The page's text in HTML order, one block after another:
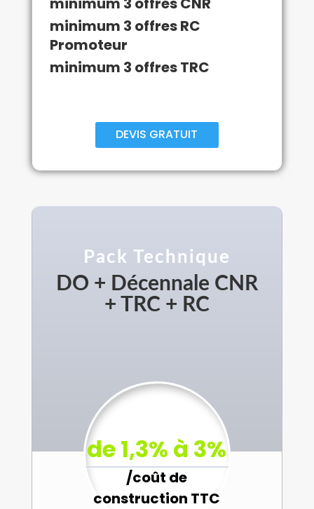
minimum 3 offres RC
Promoteur
minimum 3 offres TRC
DEVIS GRATUIT
Pack Technique
DO + Décennale CNR
+ TRC + RC
de 1,3% à 3%
/coût de
construction TTC